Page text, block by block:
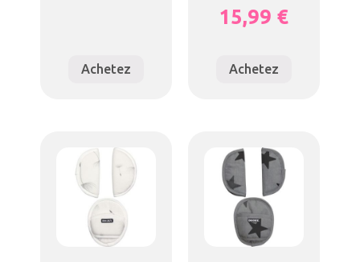
Achetez
15,99 €
Achetez